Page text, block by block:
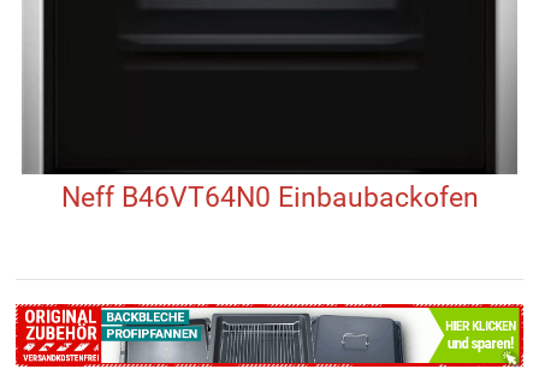
Neff B46VT64N0 Einbaubackofen